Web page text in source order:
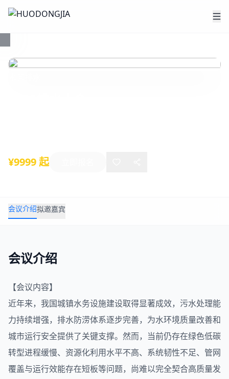
¥9999 起
会议介绍拟邀嘉宾
会议介绍
【会议内容】
近年来，我国城镇水务设施建设取得显著成效，污水处理能
力持续增强， 排水防涝体系逐步完善，为水环境质量改善和
城市运行安全提供了关键支撑。然而，当前仍存在绿色低碳
转型进程缓慢、资源化利用水平不高、系统韧性不足、管网
覆盖与运行效能存在短板等问题，尚难以完全契合高质量发